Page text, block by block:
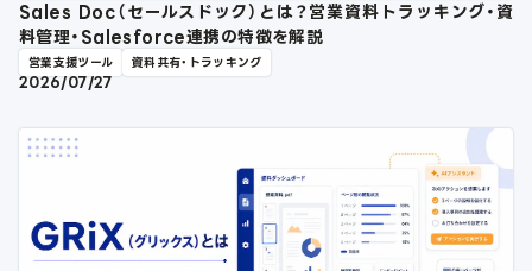
Sales Doc（セールスドック）とは？営業資料トラッキング・資
料管理・Salesforce連携の特徴を解説
営業支援ツール 資料共有・トラッキング
2026/07/27